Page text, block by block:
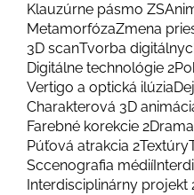
Klauzúrne pásmo ZS
MetamorfózaZmena
3D scanTvorba
Digitálne technológie 2
Vertigo a optická ilúzia
Charakterová 3D
Farebné korekcie 2
Púťová atrakcia 2Textúry
Sccenografia médií
Interdisciplinárny projekt